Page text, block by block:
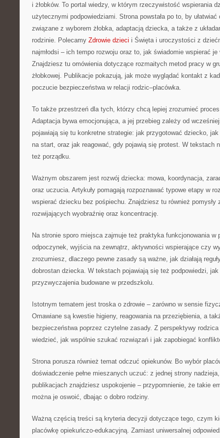
i żłobków. To portal wiedzy, w którym rzeczywistość wspierania
użytecznymi podpowiedziami. Strona powstała po to, by
związane z wyborem żłobka, adaptacją dziecka, a także z
rodzinie. Polecamy Zdrowie dzieci i Święta i uroczystości z
najmłodsi – ich tempo rozwoju oraz to, jak świadomie wspierać
Znajdziesz tu omówienia dotyczące rozmaitych metod pracy w
żłobkowej. Publikacje pokazują, jak może wyglądać kontakt z
poczucie bezpieczeństwa w relacji rodzic–placówka.
To także przestrzeń dla tych, którzy chcą lepiej zrozumieć
Adaptacja bywa emocjonująca, a jej przebieg zależy od
pojawiają się tu konkretne strategie: jak przygotować dziecko,
na start, oraz jak reagować, gdy pojawią się protest. W tekstach
też porządku.
Ważnym obszarem jest rozwój dziecka: mowa, koordynacja,
oraz uczucia. Artykuły pomagają rozpoznawać typowe etapy w
wspierać dziecku bez pośpiechu. Znajdziesz tu również pomysły
rozwijających wyobraźnię oraz koncentrację.
Na stronie sporo miejsca zajmuje też praktyka funkcjonowania w
odpoczynek, wyjścia na zewnątrz, aktywności wspierające czy
zrozumiesz, dlaczego pewne zasady są ważne, jak działają
dobrostan dziecka. W tekstach pojawiają się też podpowiedzi,
przyzwyczajenia budowane w przedszkolu.
Istotnym tematem jest troska o zdrowie – zarówno w sensie
Omawiane są kwestie higieny, reagowania na przeziębienia, a
bezpieczeństwa poprzez czytelne zasady. Z perspektywy
wiedzieć, jak wspólnie szukać rozwiązań i jak zapobiegać
Strona porusza również temat odczuć opiekunów. Bo wybór
doświadczenie pełne mieszanych uczuć: z jednej strony
publikacjach znajdziesz uspokojenie – przypomnienie, że takie
można je oswoić, dbając o dobro rodziny.
Ważną częścią treści są kryteria decyzji dotyczące tego, czym
placówkę opiekuńczo-edukacyjną. Zamiast uniwersalnej